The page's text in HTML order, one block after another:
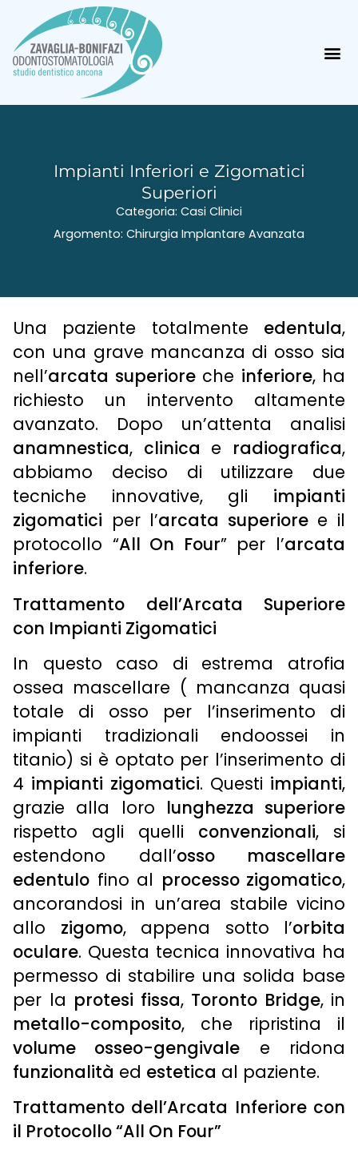
Impianti Inferiori e Zigomatici
Superiori
Categoria: Casi Clinici
Argomento: Chirurgia Implantare Avanzata
Una paziente totalmente edentula,
con una grave mancanza di osso sia
nell’arcata superioreche inferiore, ha
richiesto un intervento altamente
avanzato. Dopo un’attenta analisi
anamnestica, clinica e radiografica,
abbiamo deciso di utilizzare due
tecniche innovative, gli impianti
zigomatici per l’arcata superioree il
protocollo “All On Four” per l’arcata
inferiore.
Trattamento dell’Arcata Superiore
con Impianti Zigomatici
In questo caso di estrema atrofia
ossea mascellare ( mancanza quasi
totale di osso per l’inserimento di
impianti tradizionali endoossei in
titanio) si è optato per l’inserimento di
4 impianti zigomatici. Questi impianti,
grazie alla loro lunghezza superiore
rispetto agli quelli convenzionali, si
estendono dall’osso mascellare
edentulo fino al processo zigomatico,
ancorandosi in un’area stabile vicino
allo zigomo, appena sotto l’orbita
oculare. Questa tecnica innovativa ha
permesso di stabilire una solida base
per la protesi fissa, Toronto Bridge, in
metallo-composito, che ripristina il
volume osseo-gengivale e ridona
funzionalità ed estetica al paziente.
Trattamento dell’Arcata Inferiore con
il Protocollo “All On Four”